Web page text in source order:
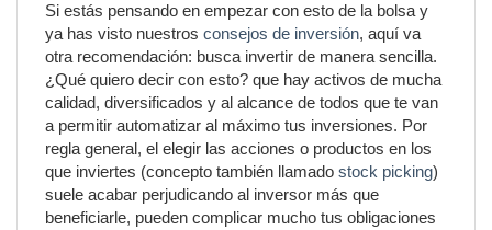
Si estás pensando en empezar con esto de la bolsa y
ya has visto nuestros consejos de inversión, aquí va
otra recomendación: busca invertir de manera sencilla.
¿Qué quiero decir con esto? que hay activos de mucha
calidad, diversificados y al alcance de todos que te van
a permitir automatizar al máximo tus inversiones. Por
regla general, el elegir las acciones o productos en los
que inviertes (concepto también llamado stock picking)
suele acabar perjudicando al inversor más que
beneficiarle, pueden complicar mucho tus obligaciones